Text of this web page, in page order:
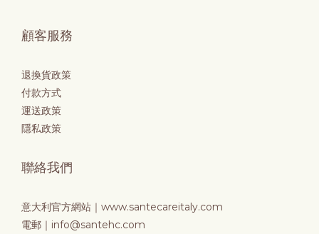
顧客服務
退換貨政策
付款方式
運送政策
隱私政策
聯絡我們
意大利官方網站｜ www.santecareitaly.com
電郵｜info@santehc.com